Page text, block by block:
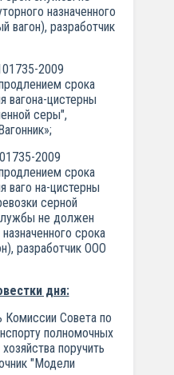
назначенного
вагон), разработчик
2009
срока
вагона-цистерны
серы",
2009
срока
ваго на-цистерны
серной
не должен
срока
разработчик ООО
дня:
Совета по
полномочных
поручить
"Модели